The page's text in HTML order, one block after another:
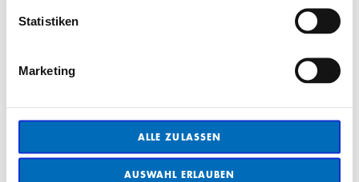
Statistiken
Marketing
ALLE ZULASSEN
AUSWAHL ERLAUBEN